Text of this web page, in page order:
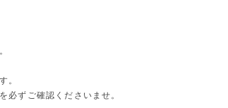
。
必ずご確認くださいませ。